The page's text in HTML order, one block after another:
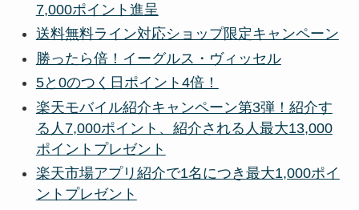
7,000ポイント進呈
送料無料ライン対応ショップ限定キャンペーン
勝ったら倍！イーグルス・ヴィッセル
5と0のつく日ポイント4倍！
楽天モバイル紹介キャンペーン第3弾！紹介す
る人7,000ポイント、紹介される人最大13,000
ポイントプレゼント
楽天市場アプリ紹介で1名につき最大1,000ポイ
ントプレゼント